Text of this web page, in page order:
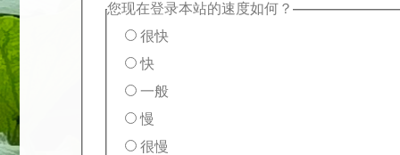
您现在登录本站的速度如何？
很快
快
一般
慢
很慢